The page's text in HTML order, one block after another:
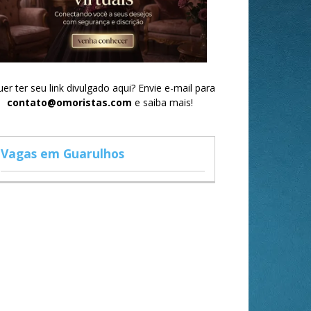
ter seu link divulgado aqui? Envie e-mail para
contato@omoristas.com e saiba mais!
Vagas em Guarulhos